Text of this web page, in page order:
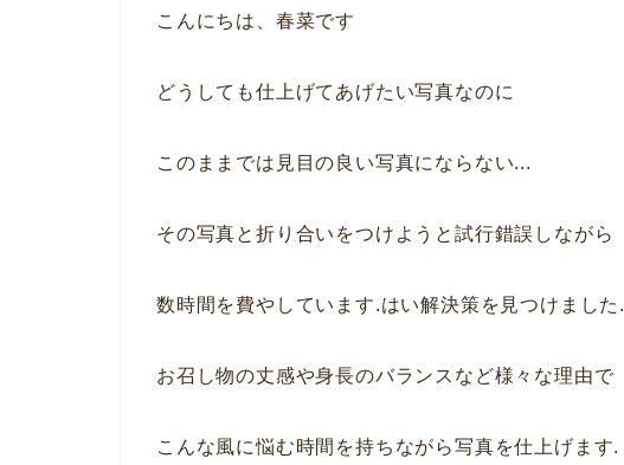
こんにちは、春菜です
どうしても仕上げてあげたい写真なのに
このままでは見目の良い写真にならない...
その写真と折り合いをつけようと試行錯誤しながら
数時間を費やしています.はい解決策を見つけました.
お召し物の丈感や身長のバランスなど様々な理由で
こんな風に悩む時間を持ちながら写真を仕上げます.